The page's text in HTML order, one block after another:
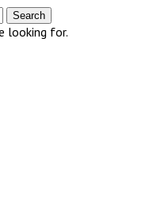
Search
looking for.